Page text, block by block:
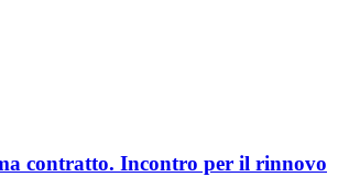
contratto. Incontro per il rinnovo